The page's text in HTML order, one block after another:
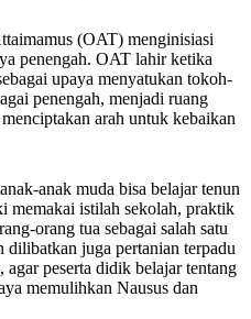
(OAT) menginisiasi
penengah. OAT lahir ketika
upaya menyatukan tokoh-
penengah, menjadi ruang
arah untuk kebaikan
anak muda bisa belajar tenun
memakai istilah sekolah, praktik
orang tua sebagai salah satu
dilibatkan juga pertanian terpadu
agar peserta didik belajar tentang
memulihkan Nausus dan